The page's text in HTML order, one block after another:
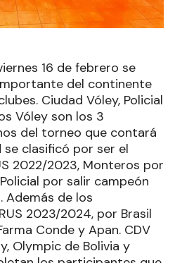
16 de febrero se
del continente
Ciudad Vóley, Policial
Vóley son los 3
del torneo que contará
se clasificó por ser el
2022/2023, Monteros por
por salir campeón
Además de los
2023/2024, por Brasil
Conde y Apan. CDV
Olympic de Bolivia y